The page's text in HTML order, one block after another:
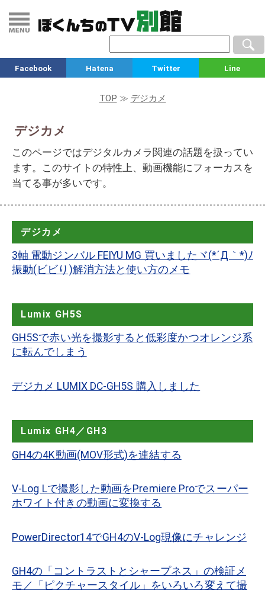
Facebook Hatena Twitter Line
TOP ≫ デジカメ
デジカメ
このページではデジタルカメラ関連の話題を扱ってい
ます。このサイトの特性上、動画機能にフォーカスを
当てる事が多いです。
デジカメ
3軸 電動ジンバル FEIYU MG 買いましたヾ(*´Д｀*)ﾉ
振動(ビビり)解消方法と使い方のメモ
Lumix GH5S
GH5Sで赤い光を撮影すると低彩度かつオレンジ系
に転んでしまう
デジカメ LUMIX DC-GH5S 購入しました
Lumix GH4／GH3
GH4の4K動画(MOV形式)を連結する
V-Log Lで撮影した動画をPremiere Proでスーパー
ホワイト付きの動画に変換する
PowerDirector14でGH4のV-Log現像にチャレンジ
GH4の「コントラストとシャープネス」の検証メ
モ／「ピクチャースタイル」をいろいろ変えて撮